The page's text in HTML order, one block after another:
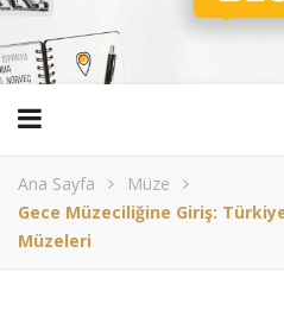
Ana Sayfa
Müze
Gece Müzeciliğine Giriş:
Müzeleri